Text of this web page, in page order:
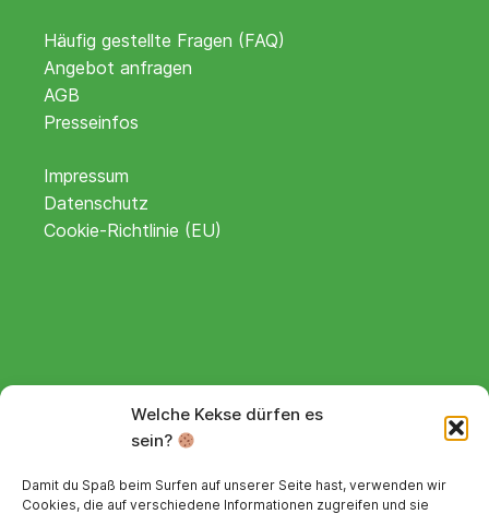
Welche Kekse dürfen es
sein?
Damit du Spaß beim Surfen auf unserer Seite hast, verwenden wir
Cookies, die auf verschiedene Informationen zugreifen und sie
Häufig gestellte Fragen (FAQ)
Angebot anfragen
AGB
Presseinfos
Impressum
Datenschutz
Cookie-Richtlinie (EU)
Widerrufsbelehrung